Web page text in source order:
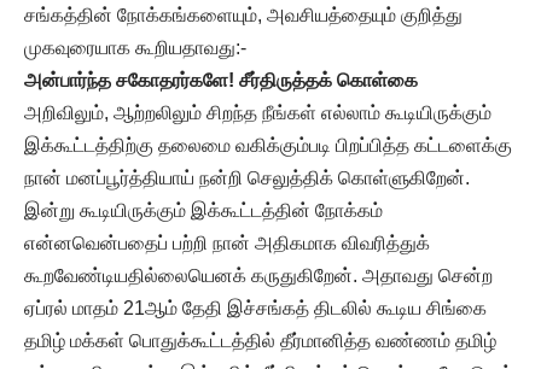
சங்கத்தின் நோக்கங்களையும், அவசியத்தையும் குறித்து
முகவுரையாக கூறியதாவது:-
அன்பார்ந்த சகோதரர்களே! சீர்திருத்தக் கொள்கை
அறிவிலும், ஆற்றலிலும் சிறந்த நீங்கள் எல்லாம் கூடியிருக்கும்
இக்கூட்டத்திற்கு தலைமை வகிக்கும்படி பிறப்பித்த கட்டளைக்கு
நான் மனப்பூர்த்தியாய் நன்றி செலுத்திக் கொள்ளுகிறேன்.
இன்று கூடியிருக்கும் இக்கூட்டத்தின் நோக்கம்
என்னவென்பதைப் பற்றி நான் அதிகமாக விவரித்துக்
கூறவேண்டியதில்லையெனக் கருதுகிறேன். அதாவது சென்ற
ஏப்ரல் மாதம் 21ஆம் தேதி இச்சங்கத் திடலில் கூடிய சிங்கை
தமிழ் மக்கள் பொதுக்கூட்டத்தில் தீர்மானித்த வண்ணம் தமிழ்